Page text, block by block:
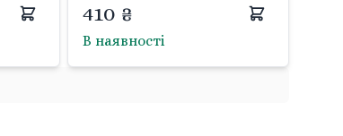
410 ₴
В наявності